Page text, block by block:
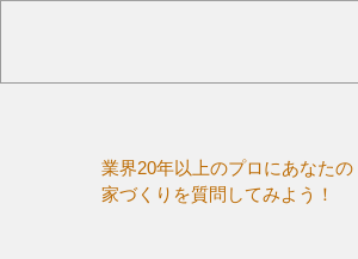
業界20年以上のプロにあなたの
家づくりを質問してみよう！